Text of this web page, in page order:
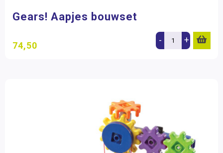
Gears! Aapjes bouwset
74,50 - +